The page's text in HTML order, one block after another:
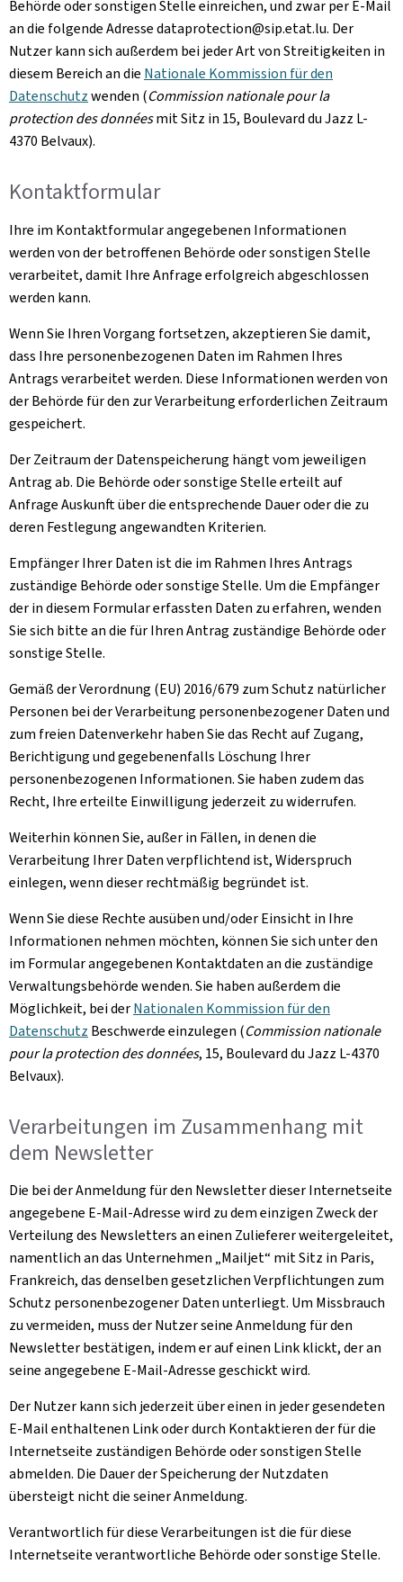
Behörde oder sonstigen Stelle einreichen, und zwar per E-Mail
an die folgende Adresse dataprotection@sip.etat.lu. Der
Nutzer kann sich außerdem bei jeder Art von Streitigkeiten in
diesem Bereich an die Nationale Kommission für den
Datenschutzwenden (Commission nationale pour la
protection des donnéesmit Sitz in 15, Boulevard du Jazz L-
4370 Belvaux).
Kontaktformular
Ihre im Kontaktformular angegebenen Informationen
werden von der betroffenen Behörde oder sonstigen Stelle
verarbeitet, damit Ihre Anfrage erfolgreich abgeschlossen
werden kann.
Wenn Sie Ihren Vorgang fortsetzen, akzeptieren Sie damit,
dass Ihre personenbezogenen Daten im Rahmen Ihres
Antrags verarbeitet werden. Diese Informationen werden von
der Behörde für den zur Verarbeitung erforderlichen Zeitraum
gespeichert.
Der Zeitraum der Datenspeicherung hängt vom jeweiligen
Antrag ab. Die Behörde oder sonstige Stelle erteilt auf
Anfrage Auskunft über die entsprechende Dauer oder die zu
deren Festlegung angewandten Kriterien.
Empfänger Ihrer Daten ist die im Rahmen Ihres Antrags
zuständige Behörde oder sonstige Stelle. Um die Empfänger
der in diesem Formular erfassten Daten zu erfahren, wenden
Sie sich bitte an die für Ihren Antrag zuständige Behörde oder
sonstige Stelle.
Gemäß der Verordnung (EU) 2016/679 zum Schutz natürlicher
Personen bei der Verarbeitung personenbezogener Daten und
zum freien Datenverkehr haben Sie das Recht auf Zugang,
Berichtigung und gegebenenfalls Löschung Ihrer
personenbezogenen Informationen. Sie haben zudem das
Recht, Ihre erteilte Einwilligung jederzeit zu widerrufen.
Weiterhin können Sie, außer in Fällen, in denen die
Verarbeitung Ihrer Daten verpflichtend ist, Widerspruch
einlegen, wenn dieser rechtmäßig begründet ist.
Wenn Sie diese Rechte ausüben und/oder Einsicht in Ihre
Informationen nehmen möchten, können Sie sich unter den
im Formular angegebenen Kontaktdaten an die zuständige
Verwaltungsbehörde wenden. Sie haben außerdem die
Möglichkeit, bei derNationalen Kommission für den
Datenschutz Beschwerde einzulegen (Commission nationale
pour la protection des données, 15, Boulevard du Jazz L-4370
Belvaux).
Verarbeitungen im Zusammenhang mit
dem Newsletter
Die bei der Anmeldung für den Newsletterdieser Internetseite
angegebene E-Mail-Adresse wird zu dem einzigen Zweck der
Verteilung des Newsletters an einen Zulieferer weitergeleitet,
namentlich an das Unternehmen „Mailjet“ mit Sitz in Paris,
Frankreich, das denselben gesetzlichen Verpflichtungen zum
Schutz personenbezogener Daten unterliegt. Um Missbrauch
zu vermeiden, muss der Nutzer seine Anmeldung für den
Newsletter bestätigen, indem er auf einen Link klickt, der an
seine angegebene E-Mail-Adresse geschickt wird.
Der Nutzer kann sich jederzeit über einen in jeder gesendeten
E-Mail enthaltenen Link oder durch Kontaktieren der für die
Internetseite zuständigen Behörde oder sonstigen Stelle
abmelden. Die Dauer der Speicherung der Nutzdaten
übersteigt nicht die seiner Anmeldung.
Verantwortlich für diese Verarbeitungen ist die für diese
Internetseite verantwortliche Behörde oder sonstige Stelle.